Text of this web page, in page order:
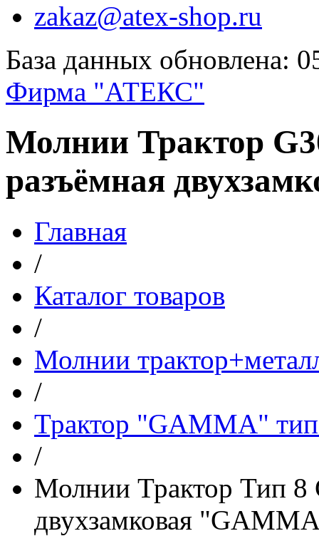
zakaz@atex-shop.ru
База данных обновлена:
Фирма "АТЕКС"
Молнии Трактор
разъёмная
Главная
/
Каталог товаров
/
Молнии
/
Трактор "GAMMA"
/
Молнии Трактор Тип 8
двухзамковая